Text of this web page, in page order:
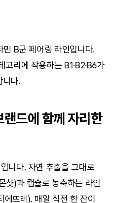
B군 페어링 라인입니다.
리에 작용하는 B1·B2·B6가
니다.
드에 함께 자리한
니다. 자연 추출을 그대로
샷)과 캡슐로 농축하는 라인
에뜨레). 매일 식전 한 잔이